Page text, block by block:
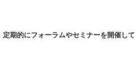
期的にフォーラムやセミナーを開催して